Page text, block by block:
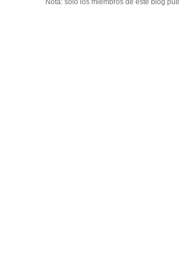
Nota: solo los miembros de este blog